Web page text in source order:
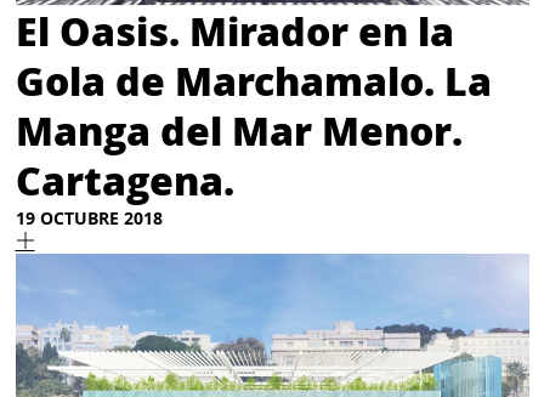
El Oasis. Mirador en la
Gola de Marchamalo. La
Manga del Mar Menor.
Cartagena.
19 OCTUBRE 2018